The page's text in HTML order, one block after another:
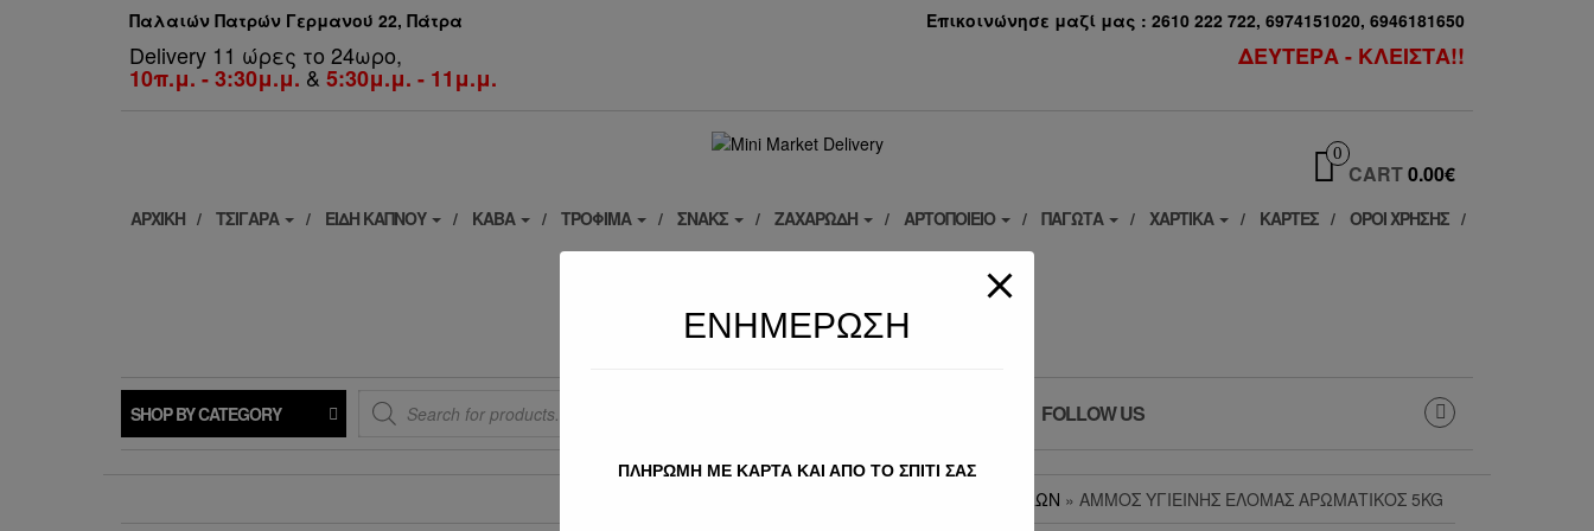
Παλαιών Πατρών Γερμανού 22, Πάτρα
Delivery 11 ώρες το 24ωρο,
10π.μ. - 3:30μ.μ. & 5:30μ.μ. - 11μ.μ.
Επικοινώνησε μαζί μας : 2610 222 722, 6974151020, 6946181650
ΔΕΥΤΕΡΑ - ΚΛΕΙΣΤΑ!!
0
CART0.00€
ΑΡΧΙΚΗ ΤΣΙΓΑΡΑ ΕΙΔΗ ΚΑΠΝΟΥ ΚΑΒΑ ΤΡΌΦΙΜΑ ΣΝΑΚΣ ΖΑΧΑΡΏΔΗ ΑΡΤΟΠΟΙΕΊΟ ΠΑΓΩΤΑ ΧΑΡΤΙΚΆ ΚΆΡΤΕΣ ΟΡΟΙ ΧΡΗΣΗΣ
minimarketpapanikolaou@gmail.com
SHOP BY CATEGORY
Products
search
FOLLOW US
ΤΡΟΦΕΣ ΖΩΩΝ » ΆΜΜΟΣ ΥΓΙΕΙΝΉΣ ΕΛΟΜΆΣ ΑΡΩΜΑΤΙΚΌΣ 5KG
ΕΝΗΜΕΡΩΣΗ
ΠΛΗΡΩΜΗ ΜΕ ΚΑΡΤΑ ΚΑΙ ΑΠΟ ΤΟ ΣΠΙΤΙ ΣΑΣ